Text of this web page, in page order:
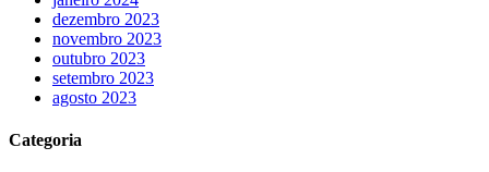
dezembro 2023
novembro 2023
outubro 2023
setembro 2023
agosto 2023
Categoria